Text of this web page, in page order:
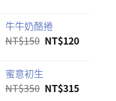
牛牛奶酪捲
NT$150 原
NT$150。
NT$120目
NT$120。
蜜意初生
NT$350 原
NT$315目